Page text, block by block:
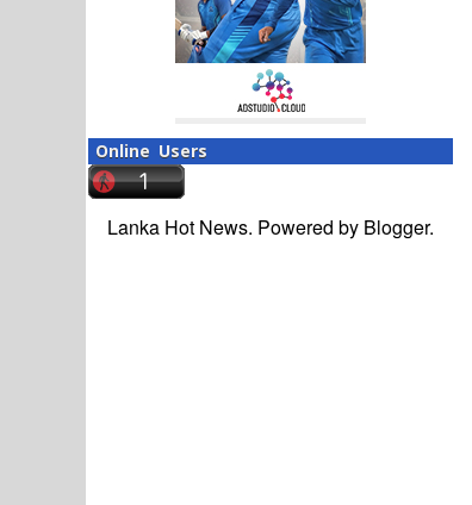
Online Users
Lanka Hot News. Powered by Blogger.